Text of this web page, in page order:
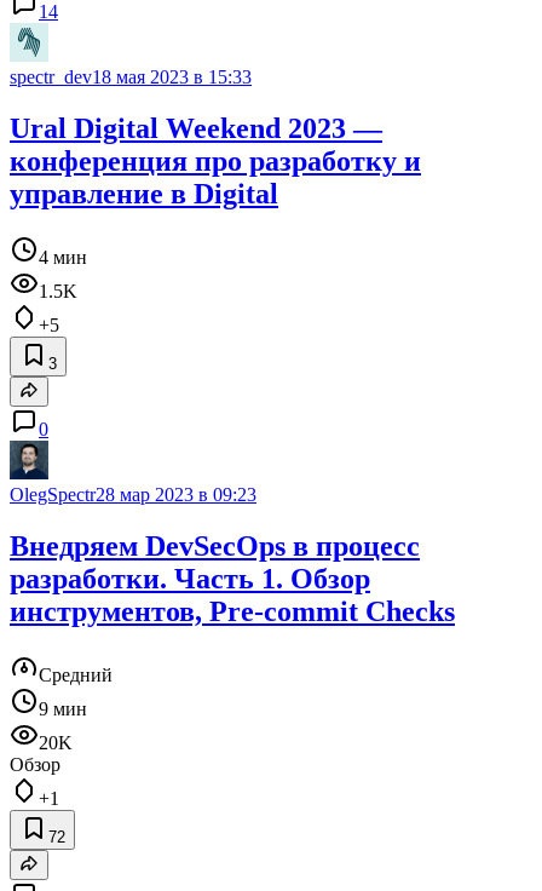
14
spectr_dev18 мая 2023 в 15:33
Ural Digital Weekend 2023 —
конференция про разработку и
управление в Digital
4 мин
1.5K
+5
3
0
OlegSpectr28 мар 2023 в 09:23
Внедряем DevSecOps в процесс
разработки. Часть 1. Обзор
инструментов, Pre-commit Checks
Средний
9 мин
20K
Обзор
+1
72